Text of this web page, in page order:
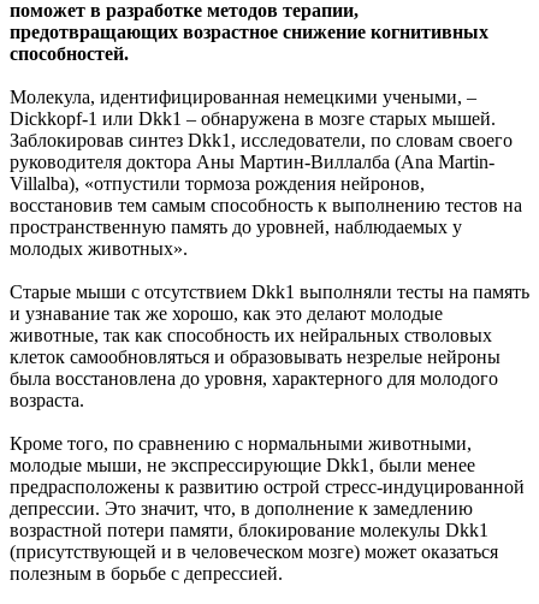
поможет в разработке методов терапии,
предотвращающих возрастное снижение когнитивных
способностей.
Молекула, идентифицированная немецкими учеными, –
Dickkopf-1 или Dkk1 – обнаружена в мозге старых мышей.
Заблокировав синтез Dkk1, исследователи, по словам своего
руководителя доктора Аны Мартин-Виллалба (Ana Martin-
Villalba), «отпустили тормоза рождения нейронов,
восстановив тем самым способность к выполнению тестов на
пространственную память до уровней, наблюдаемых у
молодых животных».
Старые мыши с отсутствием Dkk1 выполняли тесты на память
и узнавание так же хорошо, как это делают молодые
животные, так как способность их нейральных стволовых
клеток самообновляться и образовывать незрелые нейроны
была восстановлена до уровня, характерного для молодого
возраста.
Кроме того, по сравнению с нормальными животными,
молодые мыши, не экспрессирующие Dkk1, были менее
предрасположены к развитию острой стресс-индуцированной
депрессии. Это значит, что, в дополнение к замедлению
возрастной потери памяти, блокирование молекулы Dkk1
(присутствующей и в человеческом мозге) может оказаться
полезным в борьбе с депрессией.